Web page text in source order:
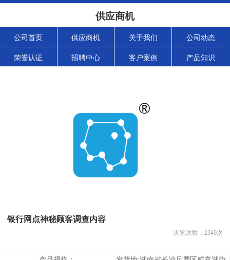
供应商机
公司首页 供应商机 关于我们 公司动态
荣誉认证 招聘中心 客户案例 产品知识
银行网点神秘顾客调查内容
浏览次数： 2349次